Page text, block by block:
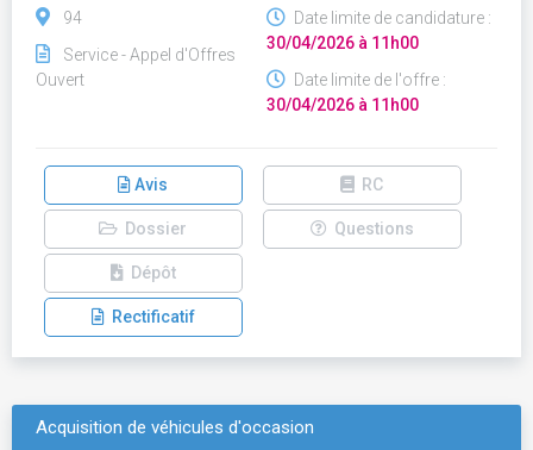
94
Service - Appel d'Offres
Ouvert
Date limite de candidature :
30/04/2026 à 11h00
Date limite de l'offre :
30/04/2026 à 11h00
Avis RC
Dossier Questions
Dépôt
Rectificatif
Acquisition de véhicules d'occasion